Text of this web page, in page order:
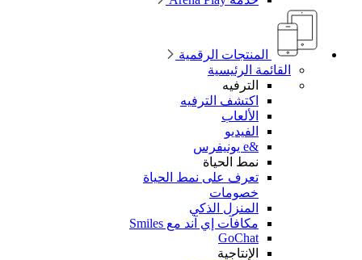
المنتجات الرقمية
القائمة الرئيسية
الترفيه
اكتشف الترفيه
الألعاب
نمط الحياة
تعرف على نمط الحياة
المنزل الذكي
مكافآت إي آند مع Smiles
GoChat
الإنتاجية